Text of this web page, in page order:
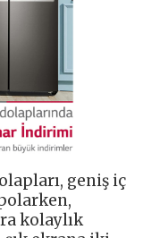
geniş iç
kolaylık